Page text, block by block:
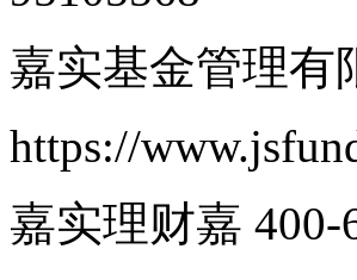
嘉实基金管理有
https://
嘉实理财嘉 400-